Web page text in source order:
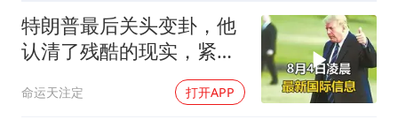
特朗普最后关头变卦，他
认清了残酷的现实，紧急
命运天注定 打开APP